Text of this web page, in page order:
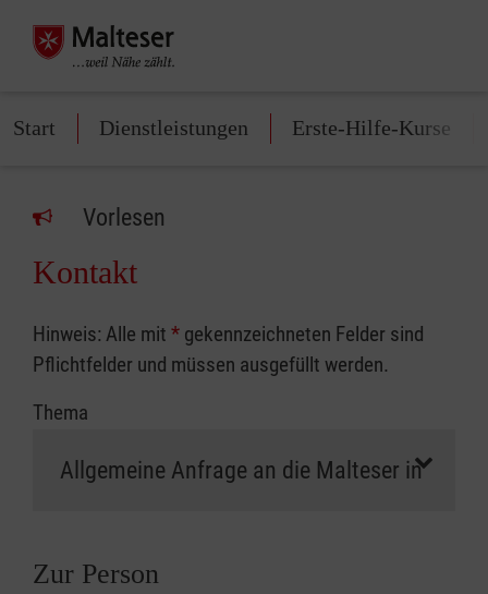
Start Dienstleistungen Erste-Hilfe-Kurse
Vorlesen
Kontakt
Hinweis: Alle mit * gekennzeichneten Felder sind
Pflichtfelder und müssen ausgefüllt werden.
Thema
Zur Person